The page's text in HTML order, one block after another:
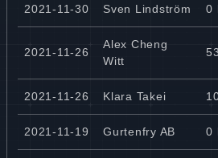
2021-11-30 Sven Lindström 0
2021-11-26
Alex Cheng
Witt
2021-11-26 Klara Takei
2021-11-19 Gurtenfry AB 0